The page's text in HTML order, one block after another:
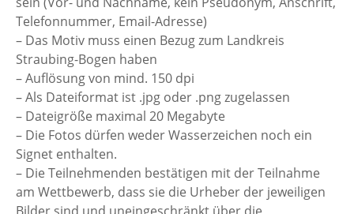
Telefonnummer, Email-Adresse)
– Das Motiv muss einen Bezug zum Landkreis
Straubing-Bogen haben
– Auflösung von mind. 150 dpi
– Als Dateiformat ist .jpg oder .png zugelassen
– Dateigröße maximal 20 Megabyte
– Die Fotos dürfen weder Wasserzeichen noch ein
Signet enthalten.
– Die Teilnehmenden bestätigen mit der Teilnahme
am Wettbewerb, dass sie die Urheber der jeweiligen